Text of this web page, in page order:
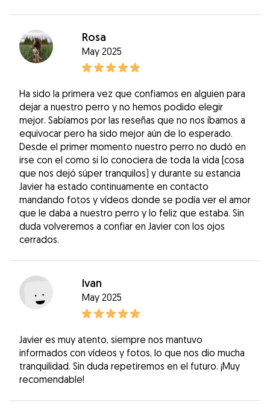
Rosa
May 2025
Ha sido la primera vez que confiamos en alguien para
dejar a nuestro perro y no hemos podido elegir
mejor. Sabíamos por las reseñas que no nos íbamos a
equivocar pero ha sido mejor aún de lo esperado.
Desde el primer momento nuestro perro no dudó en
irse con el como si lo conociera de toda la vida (cosa
que nos dejó súper tranquilos) y durante su estancia
Javier ha estado continuamente en contacto
mandando fotos y vídeos donde se podía ver el amor
que le daba a nuestro perro y lo feliz que estaba. Sin
duda volveremos a confiar en Javier con los ojos
cerrados.
Ivan
May 2025
Javier es muy atento, siempre nos mantuvo
informados con vídeos y fotos, lo que nos dio mucha
tranquilidad. Sin duda repetiremos en el futuro. ¡Muy
recomendable!